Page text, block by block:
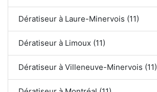
Dératiseur à Laure-Minervois (11)
Dératiseur à Limoux (11)
Dératiseur à Villeneuve-Minervois (11)